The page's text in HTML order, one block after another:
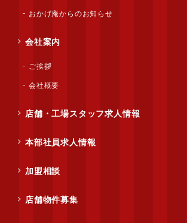
おかげ庵からのお知らせ
会社案内
ご挨拶
会社概要
店舗・工場スタッフ求人情報
本部社員求人情報
加盟相談
店舗物件募集